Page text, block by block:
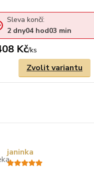
Kč/ks
Sleva končí:
2 dny04 hod03 min
Zvolit variantu
janinka